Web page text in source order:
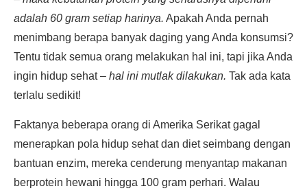
adalah 60 gram setiap harinya. Apakah Anda pernah
menimbang berapa banyak daging yang Anda konsumsi?
Tentu tidak semua orang melakukan hal ini, tapi jika Anda
ingin hidup sehat – hal ini mutlak dilakukan. Tak ada kata
terlalu sedikit!
Faktanya beberapa orang di Amerika Serikat gagal
menerapkan pola hidup sehat dan diet seimbang dengan
bantuan enzim, mereka cenderung menyantap makanan
berprotein hewani hingga 100 gram perhari. Walau